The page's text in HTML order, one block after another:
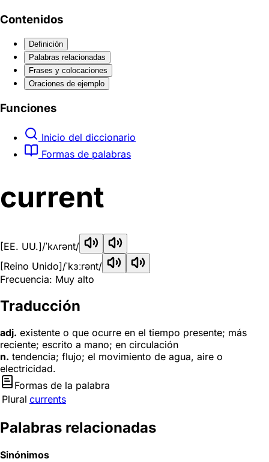
Contenidos
Definición
Palabras relacionadas
Frases y colocaciones
Oraciones de ejemplo
Funciones
Inicio del diccionario
Formas de palabras
current
[EE. UU.]/ˈkʌrənt/
[Reino Unido]/ˈkɜːrənt/
Frecuencia: Muy alto
Traducción
adj. existente o que ocurre en el tiempo presente; más
reciente; escrito a mano; en circulación
n. tendencia; flujo; el movimiento de agua, aire o
electricidad.
Formas de la palabra
Plural currents
Palabras relacionadas
Sinónimos